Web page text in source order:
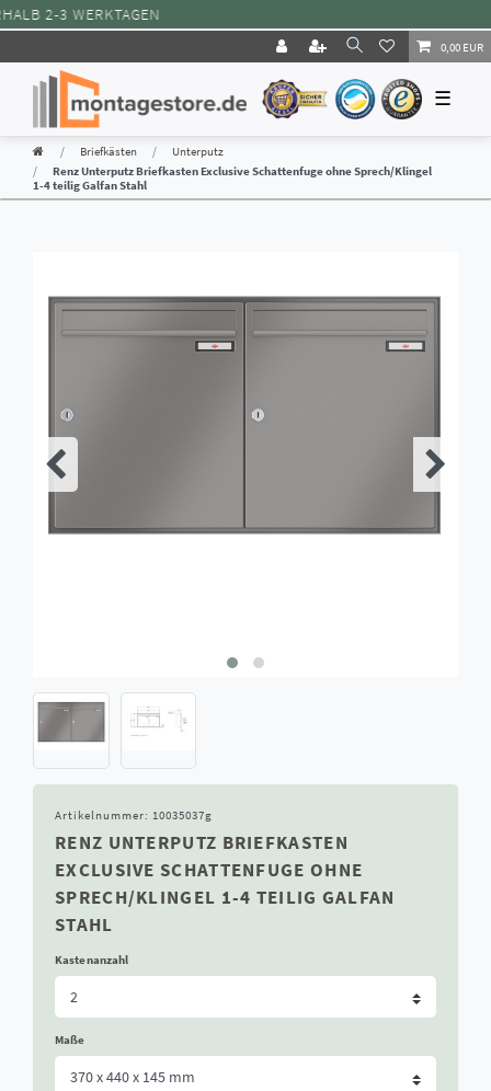
2-3 WERKTAGEN
0,00 EUR
☰
Briefkästen
Unterputz
Renz Unterputz Briefkasten Exclusive Schattenfuge ohne Sprech/Klingel
1-4 teilig Galfan Stahl
Artikelnummer: 10035037g
RENZ UNTERPUTZ BRIEFKASTEN
EXCLUSIVE SCHATTENFUGE OHNE
SPRECH/KLINGEL 1-4 TEILIG GALFAN
STAHL
Kastenanzahl
Maße